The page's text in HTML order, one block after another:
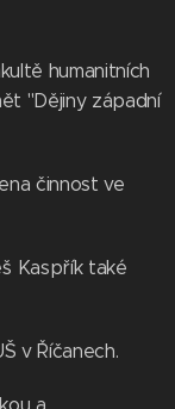
humanitních
"Dějiny západní
činnost ve
Kaspřík také
v Říčanech.